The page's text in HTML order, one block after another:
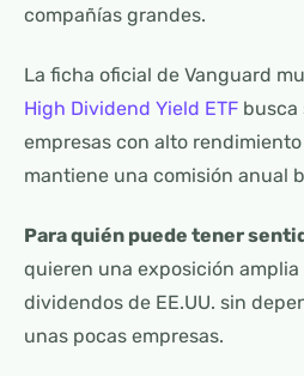
compañías grandes.
La ficha oficial de Vanguard
High Dividend Yield ETF busca
empresas con alto
mantiene una comisión anual
Para quién puede tener
quieren una exposición amplia
dividendos de EE.UU. sin
unas pocas empresas.